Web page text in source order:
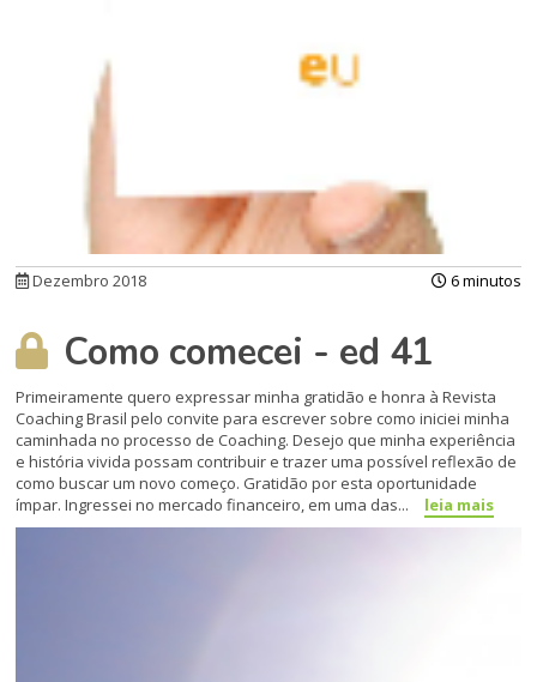
Dezembro 2018 6 minutos
Como comecei - ed 41
Primeiramente quero expressar minha gratidão e honra à Revista
Coaching Brasil pelo convite para escrever sobre como iniciei minha
caminhada no processo de Coaching. Desejo que minha experiência
e história vivida possam contribuir e trazer uma possível reflexão de
como buscar um novo começo. Gratidão por esta oportunidade
ímpar. Ingressei no mercado financeiro, em uma das...
leia mais